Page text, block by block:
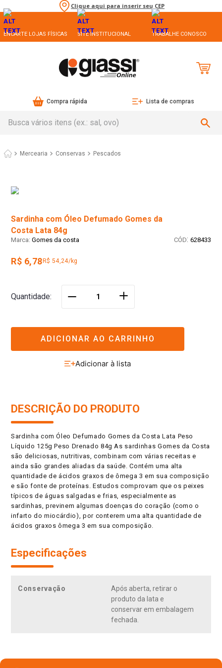
Clique aqui para inserir seu CEP
ENCARTE LOJAS FÍSICAS SITE INSTITUCIONAL TRABALHE CONOSCO
Compra rápida Lista de compras
Mercearia Conservas Pescados
Sardinha com Óleo Defumado Gomes da
Costa Lata 84g
Gomes da costa : 628433
R$ 6,78 R$ 54,24/kg
Quantidade ＋
ADICIONAR AO CARRINHO
DESCRIÇÃO DO PRODUTO
Sardinha com Óleo Defumado Gomes da Costa Lata Peso
Líquido 125g Peso Drenado 84g As sardinhas Gomes da Costa
são deliciosas, nutritivas, combinam com várias receitas e
ainda são grandes aliadas da saúde. Contém uma alta
quantidade de ácidos graxos de ômega 3 em sua composição
e são fonte de proteínas. Estudos comprovam que os peixes
típicos de águas salgadas e frias, especialmente as
sardinhas, previnem algumas doenças do coração (como o
infarto do miocárdio), por conterem uma alta quantidade de
ácidos graxos ômega 3 em sua composição.
Especificações
Conservação
Após aberta, retirar o
produto da lata e
conservar em embalagem
fechada.